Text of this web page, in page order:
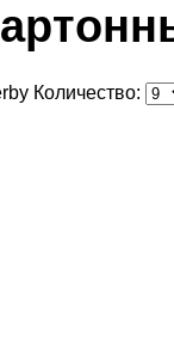
Количество: